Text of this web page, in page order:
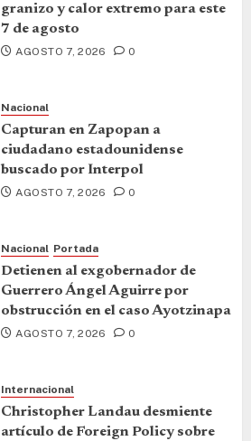
granizo y calor extremo para este
7 de agosto
AGOSTO 7, 2026 0
Nacional
Capturan en Zapopan a
ciudadano estadounidense
buscado por Interpol
AGOSTO 7, 2026 0
Nacional Portada
Detienen al exgobernador de
Guerrero Ángel Aguirre por
obstrucción en el caso Ayotzinapa
AGOSTO 7, 2026 0
Internacional
Christopher Landau desmiente
artículo de Foreign Policy sobre